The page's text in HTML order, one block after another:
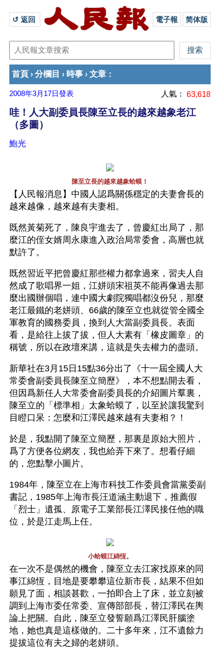
↺ 返回 電子報 简体版
首頁 › 分欄目 › 時事 › 文章 ：
2008年3月17日發表 人氣： 63,618
哇！人大副委員長陳至立長的越來越象老江
（多圖）
鮑光
陳至立長的越來越象蛤蟆！
【人民報消息】中國人認爲關係穩定的夫妻會長的
越來越像，越來越有夫妻相。
既然黃菊死了，陳良宇進去了，曾慶紅出局了，那
麼江的侄女婿周永康進入政治局常委會，高層也就
默許了。
既然習近平把曾慶紅那些權力都拿過來，習夫人自
然成了歌唱界一姐，江姘頭宋祖英不能再像過去那
麼出國辦個唱，連中國大劇院獨唱都沒份兒，那麼
老江最鐵的老姘頭、66歲的陳至立也就從管全國全
軍教育的國務委員，換到人大當副委員長。表面
看，是給往上拔了拔，但人大素有「橡皮圖章」的
稱號，所以在政壇來講，這就是失去權力的盡頭。
新華社在3月15日15點36分出了《十一屆全國人大
常委會副委員長陳至立簡歷》，本不想點開去看，
但因爲新任人大常委會副委員長的介紹圖片羣裏，
陳至立的「標準相」太象蛤蟆了，以至於讓我驚到
目瞪口呆：怎麼和江澤民越來越有夫妻相？！
於是，我點開了陳至立簡歷，那裏是原始大照片，
爲了方便各位網友，我也給弄下來了。想看仔細
的，您點擊小圖片。
1984年，陳至立在上海市科技工作委員會當黨委副
書記，1985年上海市長汪道涵主動退下，推薦假
「烈士」遺孤、原電子工業部長江澤民接任他的職
位，於是江走馬上任。
小蛤蟆江綿恆。
在一次不是偶然的機會，陳至立去江家找原來的同
事江綿恆，目地是要攀攀這位新市長，結果不但如
願見了面，相談甚歡，一拍即合上了床，並立刻被
調到上海市委任常委、宣傳部部長，替江澤民在輿
論上把關。自此，陳至立發誓願爲江澤民肝腦塗
地，她也真是這樣做的。二十多年來，江不遺餘力
提拔這位有夫之婦的老姘頭。